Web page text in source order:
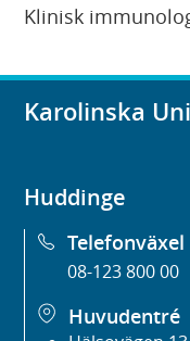
Klinisk
Karolinska
Huddinge
Telefonväxel
08-123 800 00
Huvudentré